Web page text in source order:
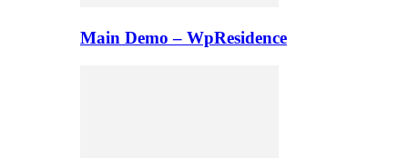
Main Demo – WpResidence